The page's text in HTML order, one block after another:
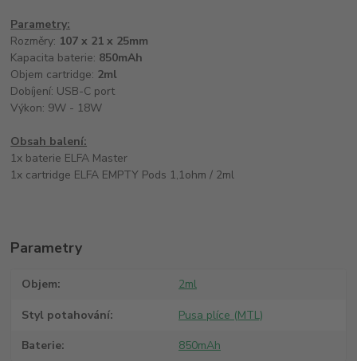
Parametry:
Rozměry: 107 x 21 x 25mm
Kapacita baterie: 850mAh
Objem cartridge: 2ml
Dobíjení: USB-C port
Výkon: 9W - 18W
Obsah balení:
1x baterie ELFA Master
1x cartridge ELFA EMPTY Pods 1,1ohm / 2ml
Parametry
Objem 2ml
Styl potahování Pusa plíce (MTL)
Baterie 850mAh